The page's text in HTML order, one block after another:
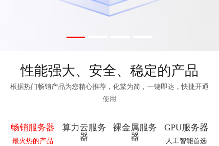
性能强大、安全、稳定的产品
根据热门畅销产品为您精心推荐，化繁为简，一键即达，快捷开通
使用
畅销服务器
最火热的产品
算力云服务
器
裸金属服务
器
GPU服务器
人工智能首选